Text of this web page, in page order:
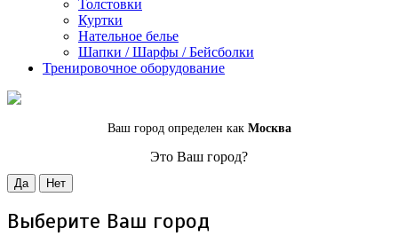
Толстовки
Куртки
Нательное белье
Шапки / Шарфы / Бейсболки
Тренировочное оборудование
Ваш город определен как Москва
Это Ваш город?
Да Нет
Выберите Ваш город